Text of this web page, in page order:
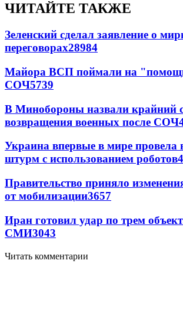
ЧИТАЙТЕ ТАКЖЕ
Зеленский сделал заявление о
переговорах28984
Майора ВСП поймали на
СОЧ5739
В Минобороны назвали крайний
возвращения военных после СОЧ
Украина впервые в мире
штурм с использованием роботов
Правительство приняло
от мобилизации3657
Иран готовил удар по трем
СМИ3043
Читать комментарии